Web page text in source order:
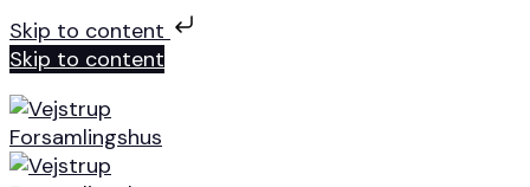
Skip to content
Skip to content